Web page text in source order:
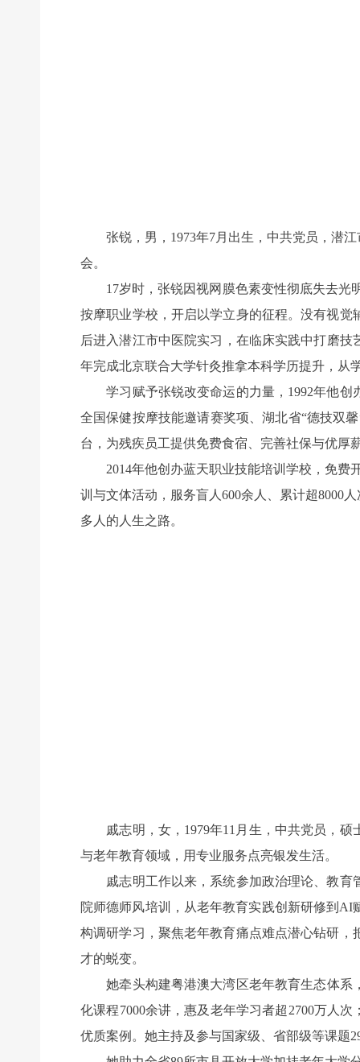
张锐，男，1973年7月出生，中共党员，潜江
会。
17岁时，张锐因视网膜色素变性彻底失去光明
按摩职业学校，开启以学立身的征程。没有视
后进入潜江市中医院实习，在临床实践中打磨技
年完成北京联合大学针灸推拿本科学历提升，从
学习赋予张锐改变命运的力量，1992年他创
全国保健按摩技能邀请赛奖项、湖北省“德技双
台，为残疾员工提供免费食宿、完善社保与优厚
2014年他创办蓝天职业技能培训学校，免费开
训与文体活动，服务盲人600余人、累计超8000
多人的人生之路。
戚志明，女，1979年11月生，中共党员，硕
与老年教育领域，用专业服务点亮银发生活。
戚志明工作以来，系统参加政治理论、教育
院师德师风培训，从老年教育实践创新研修到
构调研学习，聚焦老年教育痛点难点潜心钻研
才的蜕变。
她牵头构建粤港澳大湾区老年教育生态体系
化课程7000余讲，惠及老年学习者超2700万人
优质案例。她主持及参与国家级、省部级等课题